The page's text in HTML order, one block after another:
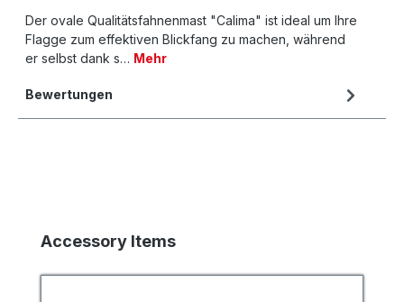
Der ovale Qualitätsfahnenmast "Calima" ist ideal um Ihre
Flagge zum effektiven Blickfang zu machen, während
er selbst dank s… Mehr
Bewertungen
Produktgalerie überspringen
Accessory Items